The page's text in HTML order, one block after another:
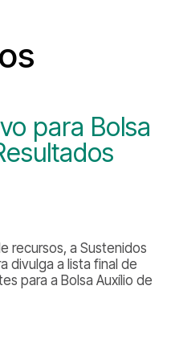
para Bolsa
recursos, a Sustenidos
divulga a lista final de
para a Bolsa Auxílio de